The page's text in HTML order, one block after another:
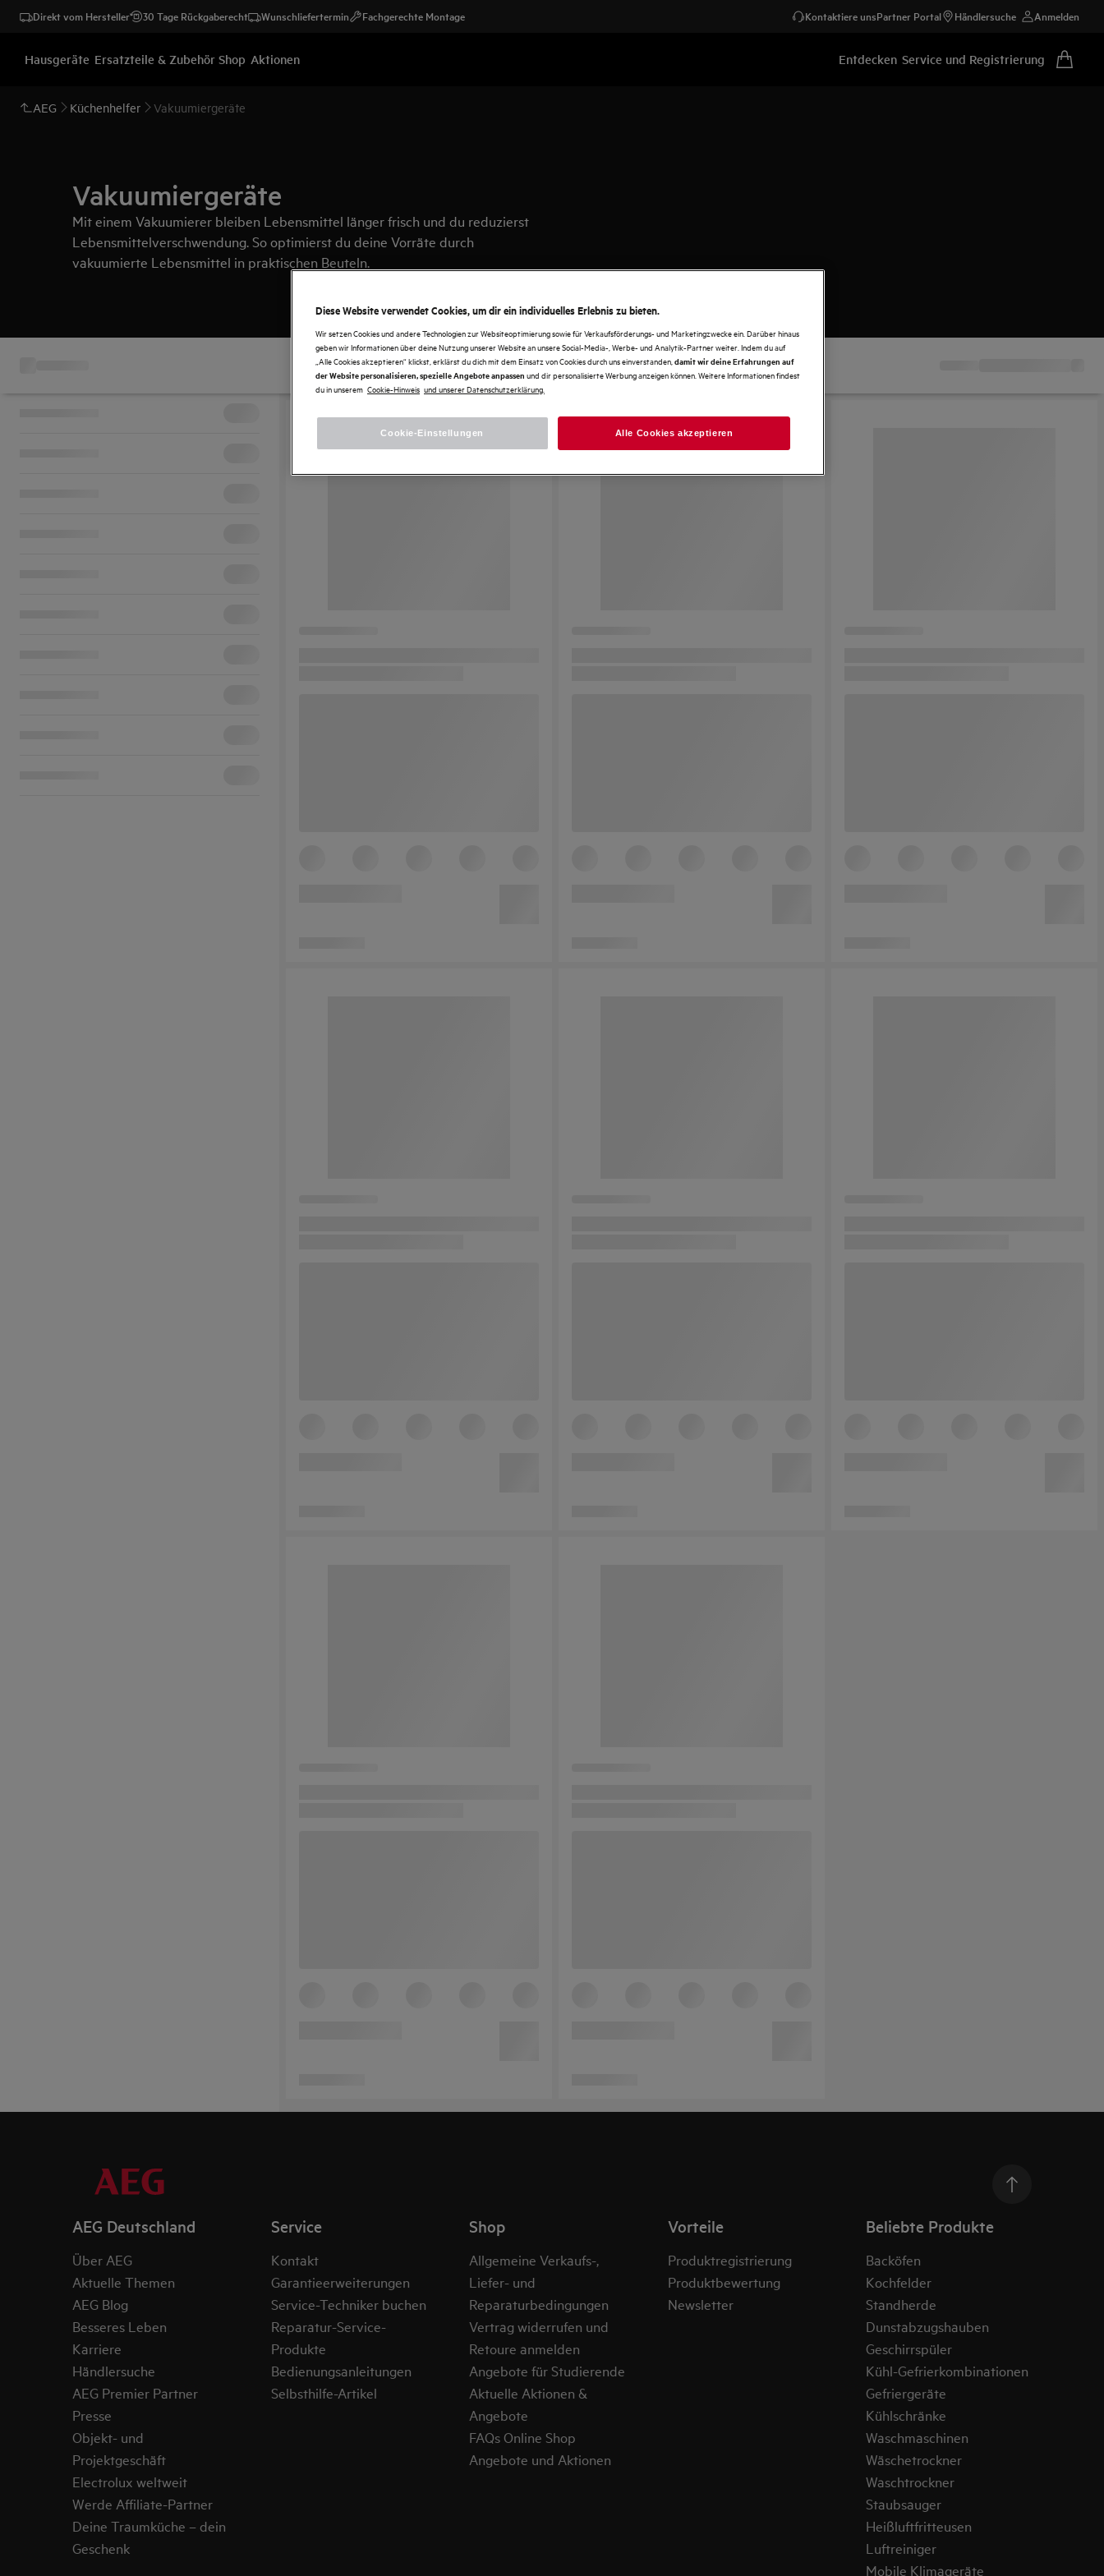
Direkt vom Hersteller 30 Tage Rückgaberecht Wunschliefertermin Fachgerechte Montage Kontaktiere unsPartner Portal Händlersuche Anmelden
Hausgeräte Ersatzteile & Zubehör Shop Aktionen Entdecken Service und Registrierung
AEG Küchenhelfer Vakuumiergeräte
Vakuumiergeräte
Mit einem Vakuumierer bleiben Lebensmittel länger frisch und du reduzierst
Lebensmittelverschwendung. So optimierst du deine Vorräte durch
vakuumierte Lebensmittel in praktischen Beuteln.
AEG Deutschland
Über AEG
Aktuelle Themen
AEG Blog
Besseres Leben
Karriere
Händlersuche
AEG Premier Partner
Presse
Objekt- und
Projektgeschäft
Electrolux weltweit
Werde Affiliate-Partner
Deine Traumküche – dein
Geschenk
Service
Kontakt
Garantieerweiterungen
Service-Techniker buchen
Reparatur-Service-
Produkte
Bedienungsanleitungen
Selbsthilfe-Artikel
Shop
Allgemeine Verkaufs-,
Liefer- und
Reparaturbedingungen
Vertrag widerrufen und
Retoure anmelden
Angebote für Studierende
Aktuelle Aktionen &
Angebote
FAQs Online Shop
Angebote und Aktionen
Vorteile
Produktregistrierung
Produktbewertung
Newsletter
Beliebte Produkte
Backöfen
Kochfelder
Standherde
Dunstabzugshauben
Geschirrspüler
Kühl-Gefrierkombinationen
Gefriergeräte
Kühlschränke
Waschmaschinen
Wäschetrockner
Waschtrockner
Staubsauger
Heißluftfritteusen
Luftreiniger
Mobile Klimageräte
Diese Website verwendet Cookies, um dir ein individuelles Erlebnis zu bieten.
Wir setzen Cookies und andere Technologien zur Websiteoptimierung sowie für Verkaufsförderungs- und Marketingzwecke ein. Darüber hinaus
geben wir Informationen über deine Nutzung unserer Website an unsere Social-Media-, Werbe- und Analytik-Partner weiter. Indem du auf
„Alle Cookies akzeptieren“ klickst, erklärst du dich mit dem Einsatz von Cookies durch uns einverstanden, damit wir deine Erfahrungen auf
der Website personalisieren, spezielle Angebote anpassen und dir personalisierte Werbung anzeigen können. Weitere Informationen findest
du in unserem Cookie-Hinweis und unserer Datenschutzerklärung.
Cookie-Einstellungen Alle Cookies akzeptieren